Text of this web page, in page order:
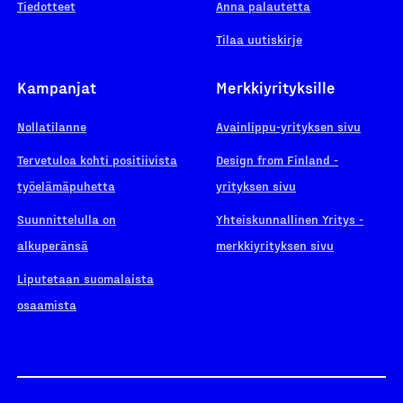
Tiedotteet Anna palautetta
Tilaa uutiskirje
Kampanjat
Nollatilanne
Tervetuloa kohti positiivista
työelämäpuhetta
Suunnittelulla on
alkuperänsä
Liputetaan suomalaista
osaamista
Merkkiyrityksille
Avainlippu-yrityksen sivu
Design from Finland -
yrityksen sivu
Yhteiskunnallinen Yritys -
merkkiyrityksen sivu